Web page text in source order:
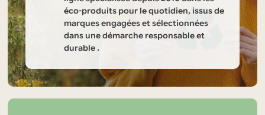
Informations
sur
éco-produits pour le quotidien, issus de
marques engagées et sélectionnées
dans une démarche responsable et
durable .